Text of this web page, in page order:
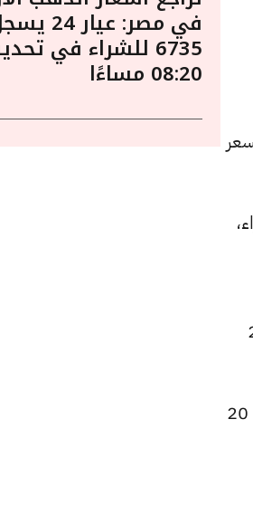
،عن السعر
للشراء،
بقيمة 25
كما سجل سعر عيار 14 انخفاضًا ليصل إلى 3570 جنيهًا للبيع و3535 جنيهًا للشراء، منخفضًا بقيمة 20
في مصر: عيار
6735 للشراء في
08:20 مساءًا